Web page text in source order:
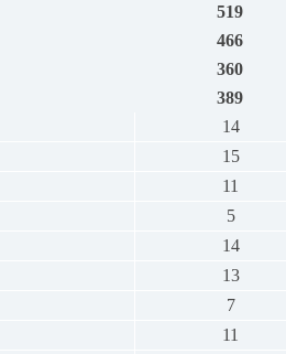
519
466
360
389
14
15
11
5
14
13
7
11